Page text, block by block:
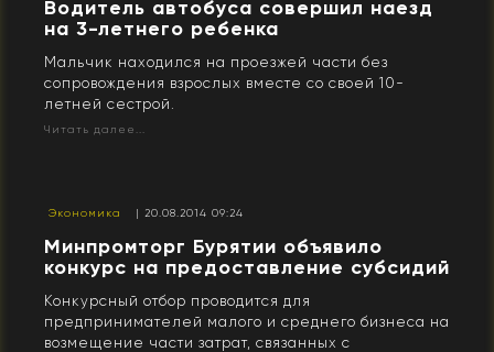
Водитель автобуса совершил наезд
на 3-летнего ребенка
Мальчик находился на проезжей части без
сопровождения взрослых вместе со своей 10-
летней сестрой.
Читать далее...
Экономика | 20.08.2014 09:24
Минпромторг Бурятии объявило
конкурс на предоставление субсидий
Конкурсный отбор проводится для
предпринимателей малого и среднего бизнеса на
возмещение части затрат, связанных с